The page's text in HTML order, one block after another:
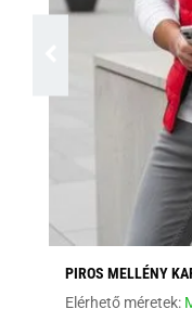
PIROS MELLÉNY
Elérhető méretek: